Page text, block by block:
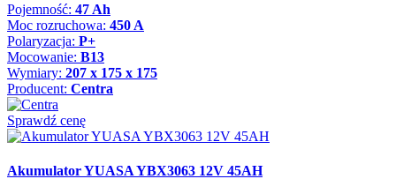
Pojemność: 47 Ah
Moc rozruchowa: 450 A
Polaryzacja: P+
Mocowanie: B13
Wymiary: 207 x 175 x 175
Producent: Centra
Sprawdź cenę
Akumulator YUASA YBX3063 12V 45AH